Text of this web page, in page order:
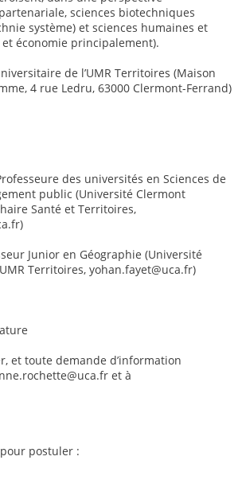
sciences biotechniques
système) et sciences humaines et
économie principalement).
de l’UMR Territoires (Maison
4 rue Ledru, 63000 Clermont-Ferrand)
des universités en Sciences de
public (Université Clermont
Santé et Territoires,
Junior en Géographie (Université
Territoires, yohan.fayet@uca.fr)
et toute demande d’information
et à
postuler :